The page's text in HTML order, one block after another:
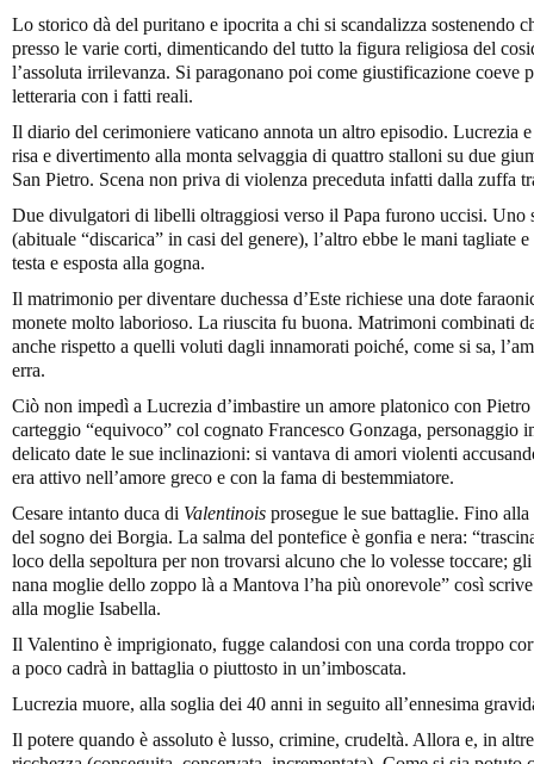
Lo storico dà del puritano e ipocrita a chi si scandalizza sostenendo
presso le varie corti, dimenticando del tutto la figura religiosa del
l’assoluta irrilevanza. Si paragonano poi come giustificazione coeve
letteraria con i fatti reali.
Il diario del cerimoniere vaticano annota un altro episodio. Lucrezia
risa e divertimento alla monta selvaggia di quattro stalloni su due
San Pietro. Scena non priva di violenza preceduta infatti dalla zuffa
Due divulgatori di libelli oltraggiosi verso il Papa furono uccisi. Uno
(abituale “discarica” in casi del genere), l’altro ebbe le mani tagliate
testa e esposta alla gogna.
Il matrimonio per diventare duchessa d’Este richiese una dote
monete molto laborioso. La riuscita fu buona. Matrimoni combinati
anche rispetto a quelli voluti dagli innamorati poiché, come si sa,
erra.
Ciò non impedì a Lucrezia d’imbastire un amore platonico con
carteggio “equivoco” col cognato Francesco Gonzaga, personaggio
delicato date le sue inclinazioni: si vantava di amori violenti
era attivo nell’amore greco e con la fama di bestemmiatore.
Cesare intanto duca di Valentinois prosegue le sue battaglie. Fino
del sogno dei Borgia. La salma del pontefice è gonfia e nera:
loco della sepoltura per non trovarsi alcuno che lo volesse toccare;
nana moglie dello zoppo là a Mantova l’ha più onorevole” così
alla moglie Isabella.
Il Valentino è imprigionato, fugge calandosi con una corda troppo
a poco cadrà in battaglia o piuttosto in un’imboscata.
Lucrezia muore, alla soglia dei 40 anni in seguito all’ennesima
Il potere quando è assoluto è lusso, crimine, crudeltà. Allora e, in